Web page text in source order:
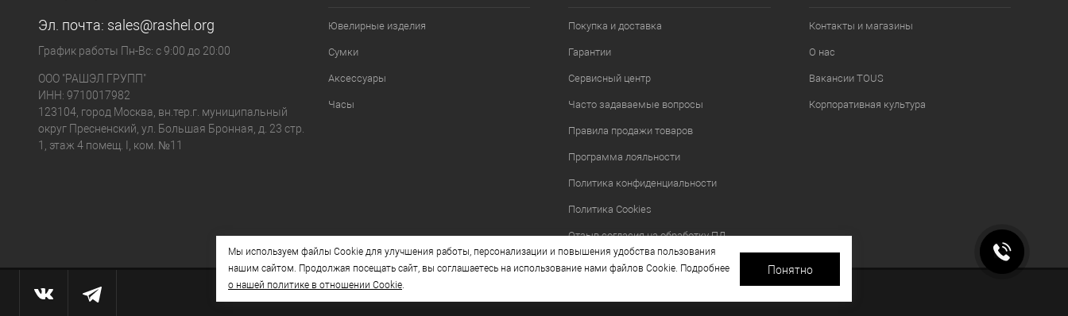
Ювелирные изделия
Сумки
Аксессуары
Часы
Покупка и доставка
Гарантии
Сервисный центр
Часто задаваемые вопросы
Правила продажи товаров
Программа лояльности
Политика конфиденциальности
Политика Cookies
Отзыв согласия на обработку ПД
Контакты и магазины
О нас
Вакансии TOUS
Корпоративная культура
Эл. почта: sales@rashel.org
График работы Пн-Вс: с 9:00 до 20:00
ООО "РАШЭЛ ГРУПП"
ИНН: 9710017982
123104, город Москва, вн.тер.г. муниципальный
округ Пресненский, ул. Большая Бронная, д. 23 стр.
1, этаж 4 помещ. I, ком. №11
Мы используем файлы Cookie для улучшения работы, персонализации и повышения удобства пользования
нашим сайтом. Продолжая посещать сайт, вы соглашаетесь на использование нами файлов Cookie. Подробнее
о нашей политике в отношении Cookie.
Понятно